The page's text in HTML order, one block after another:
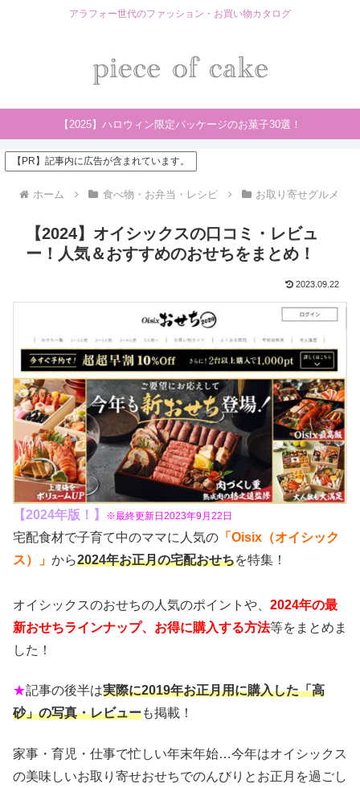
アラフォー世代のファッション・お買い物カタログ
【2025】ハロウィン限定パッケージのお菓子30選！
【PR】記事内に広告が含まれています。
ホーム 食べ物・お弁当・レシピ お取り寄せグルメ
【2024】オイシックスの口コミ・レビュ
ー！人気＆おすすめのおせちをまとめ！
2023.09.22
【2024年版！ 】 ※最終更新日2023年9月22日
宅配食材で子育て中のママに人気の 「Oisix（オイシック
ス）」 から2024年お正月の宅配おせちを特集！
オイシックスのおせちの人気のポイントや、 2024年の最
新おせちラインナップ、お得に購入する方法等をまとめま
した！
★記事の後半は実際に2019年お正月用に購入した「高
砂」の写真・レビューも掲載！
家事・育児・仕事で忙しい年末年始…今年はオイシックス
の美味しいお取り寄せおせちでのんびりとお正月を過ごし